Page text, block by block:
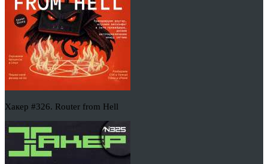
Хакер #326. Router from Hell